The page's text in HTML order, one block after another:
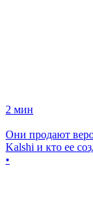
2 мин
Они продают
Kalshi и кто ее
•